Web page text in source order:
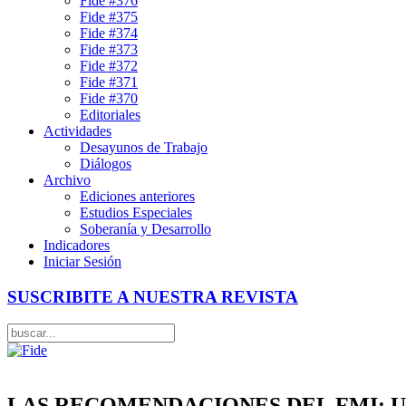
Fide #375
Fide #374
Fide #373
Fide #372
Fide #371
Fide #370
Editoriales
Actividades
Desayunos de Trabajo
Diálogos
Archivo
Ediciones anteriores
Estudios Especiales
Soberanía y Desarrollo
Indicadores
Iniciar Sesión
SUSCRIBITE A NUESTRA REVISTA